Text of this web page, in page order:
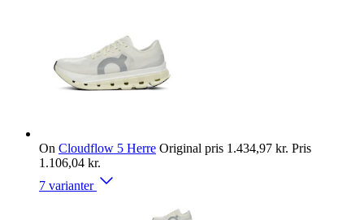
On Cloudflow 5 Herre Original pris 1.434,97 kr. Pris
1.106,04 kr.
7 varianter